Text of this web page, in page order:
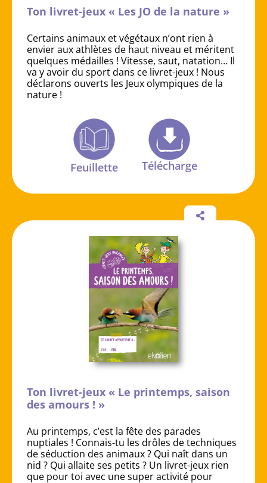
Ton livret-jeux « Les JO de la nature »
Certains animaux et végétaux n’ont rien à
envier aux athlètes de haut niveau et méritent
quelques médailles ! Vitesse, saut, natation… Il
va y avoir du sport dans ce livret-jeux ! Nous
déclarons ouverts les Jeux olympiques de la
nature !
Feuillette Télécharge
Ton livret-jeux « Le printemps, saison
des amours ! »
Au printemps, c’est la fête des parades
nuptiales ! Connais-tu les drôles de techniques
de séduction des animaux ? Qui naît dans un
nid ? Qui allaite ses petits ? Un livret-jeux rien
que pour toi avec une super activité pour